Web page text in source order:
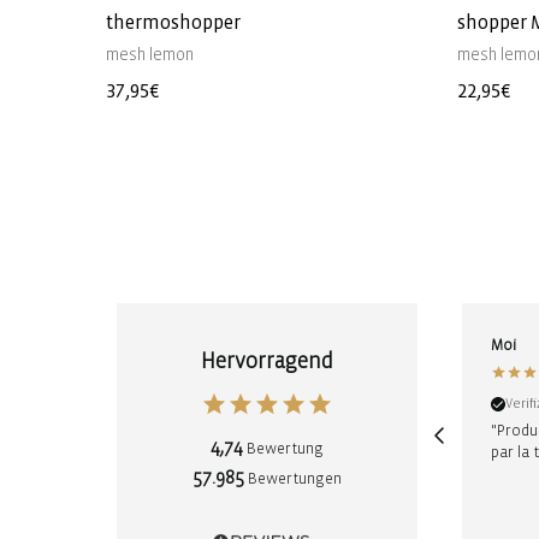
thermoshopper
mesh lemon
Normaler
37,95€
shopper
mesh
Normaler
22,95€
Hervorragend
4,74 Bewertung
57.985 Bewertungen
Moi
par la